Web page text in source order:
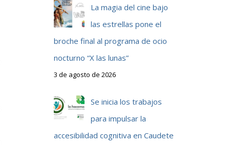
La magia del cine bajo
las estrellas pone el
broche final al programa de ocio
nocturno “X las lunas”
3 de agosto de 2026
Se inicia los trabajos
para impulsar la
accesibilidad cognitiva en Caudete